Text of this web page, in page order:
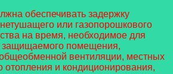
обеспечивать задержку
или газопорошкового
на время, необходимое для
защищаемого помещения,
вентиляции, местных
отопления и кондиционирования,